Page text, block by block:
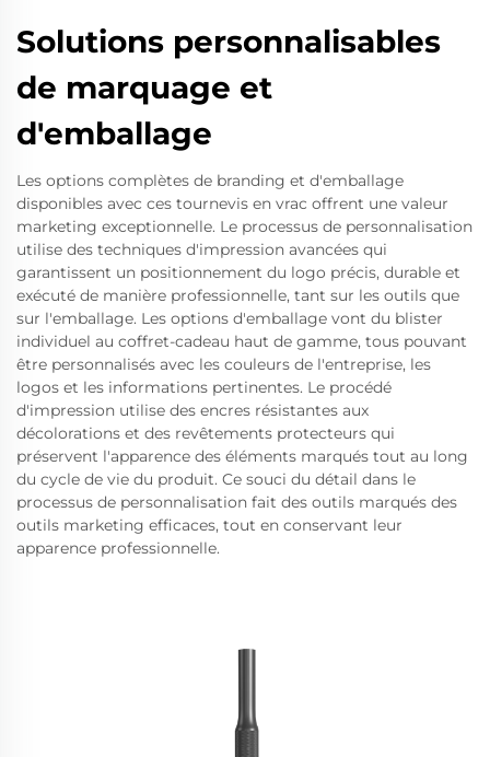
Solutions personnalisables
de marquage et
d'emballage
Les options complètes de branding et d'emballage
disponibles avec ces tournevis en vrac offrent une valeur
marketing exceptionnelle. Le processus de personnalisation
utilise des techniques d'impression avancées qui
garantissent un positionnement du logo précis, durable et
exécuté de manière professionnelle, tant sur les outils que
sur l'emballage. Les options d'emballage vont du blister
individuel au coffret-cadeau haut de gamme, tous pouvant
être personnalisés avec les couleurs de l'entreprise, les
logos et les informations pertinentes. Le procédé
d'impression utilise des encres résistantes aux
décolorations et des revêtements protecteurs qui
préservent l'apparence des éléments marqués tout au long
du cycle de vie du produit. Ce souci du détail dans le
processus de personnalisation fait des outils marqués des
outils marketing efficaces, tout en conservant leur
apparence professionnelle.